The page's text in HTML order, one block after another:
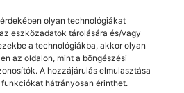
olyan technológiákat
eszközadatok tárolására és/vagy
a technológiákba, akkor olyan
az oldalon, mint a böngészési
A hozzájárulás elmulasztása
hátrányosan érinthet.